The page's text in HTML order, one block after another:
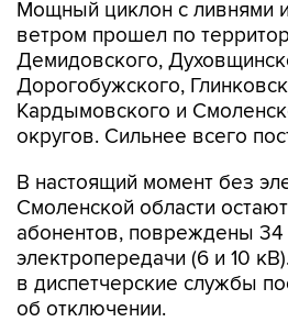
Демидовского,
Дорогобужского,
Кардымовского и
округов. Сильнее всего
В настоящий момент без
абонентов, повреждены 34
электропередачи (6 и 10
в диспетчерские службы
об отключении.
"К сожалению, во время